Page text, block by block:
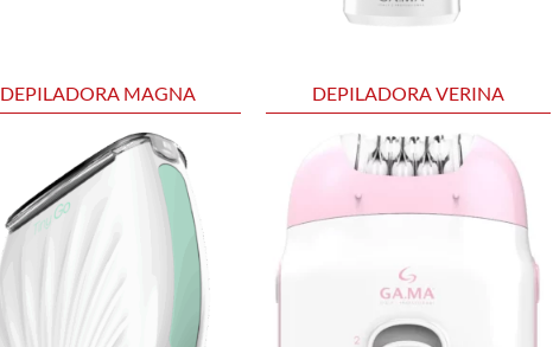
DEPILADORA MAGNA DEPILADORA VERINA